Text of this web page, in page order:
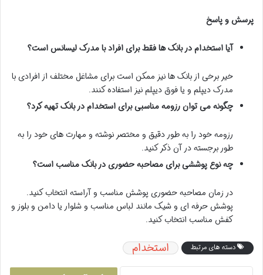
پرسش و پاسخ
آیا استخدام در بانک ها فقط برای افراد با مدرک لیسانس است؟
خیر برخی از بانک ها نیز ممکن است برای مشاغل مختلف از افرادی با
مدرک دیپلم و یا فوق دیپلم نیز استفاده کنند.
چگونه می توان رزومه مناسبی برای استخدام در بانک تهیه کرد؟
رزومه خود را به طور دقیق و مختصر نوشته و مهارت های خود را به
طور برجسته در آن ذکر کنید.
چه نوع پوششی برای مصاحبه حضوری در بانک مناسب است؟
در زمان مصاحبه حضوری پوشش مناسب و آراسته انتخاب کنید.
پوشش حرفه ای و شیک مانند لباس مناسب و شلوار یا دامن و بلوز و
کفش مناسب انتخاب کنید.
دسته های مرتبط استخدام